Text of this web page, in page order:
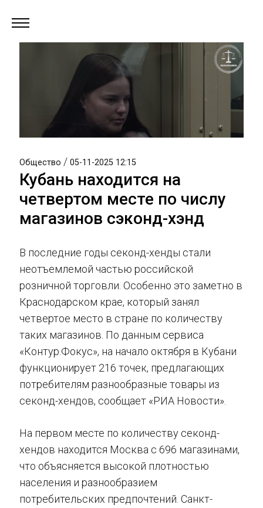
Общество / 05-11-2025 12:15
Кубань находится на
четвертом месте по числу
магазинов сэконд-хэнд
В последние годы секонд-хенды стали
неотъемлемой частью российской
розничной торговли. Особенно это заметно в
Краснодарском крае, который занял
четвертое место в стране по количеству
таких магазинов. По данным сервиса
«Контур.Фокус», на начало октября в Кубани
функционирует 216 точек, предлагающих
потребителям разнообразные товары из
секонд-хендов, сообщает «РИА Новости».
На первом месте по количеству секонд-
хендов находится Москва с 696 магазинами,
что объясняется высокой плотностью
населения и разнообразием
потребительских предпочтений. Санкт-